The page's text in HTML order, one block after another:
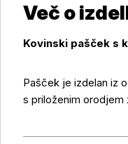
Več o
Kovinski pašček s
Pašček je izdelan iz
s priloženim orodjem